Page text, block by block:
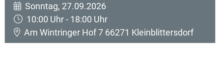
Sonntag, 27.09.2026
10:00 Uhr - 18:00 Uhr
Am Wintringer Hof 7 66271 Kleinblittersdorf